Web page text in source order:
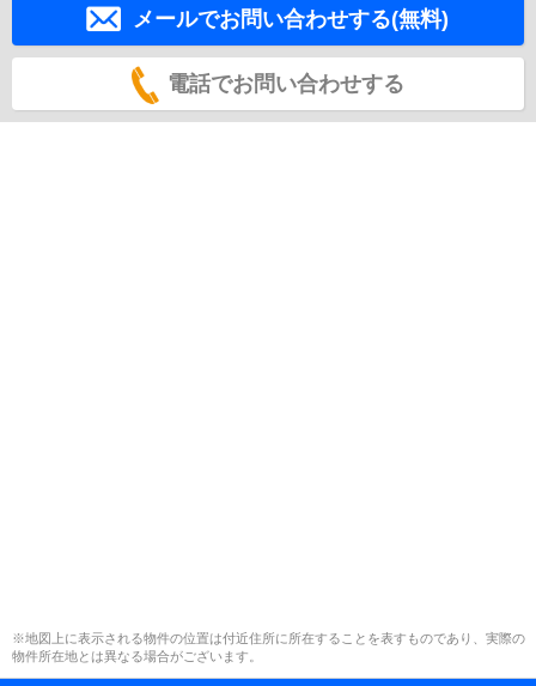
メールでお問い合わせする(無料)
電話でお問い合わせする
※地図上に表示される物件の位置は付近住所に所在することを表すものであり、実際の
物件所在地とは異なる場合がございます。